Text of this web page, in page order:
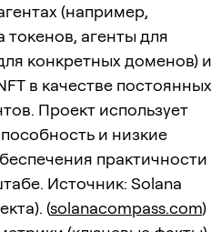
(например,
токенов, агенты для
конкретных доменов) и
в качестве постоянных
Проект использует
и низкие
практичности
Источник: Solana
(solanacompass.com)